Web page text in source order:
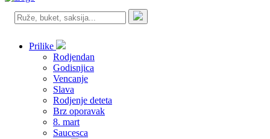
Prilike
Rodjendan
Godisnjica
Vencanje
Slava
Rodjenje deteta
Brz oporavak
8. mart
Saucesca